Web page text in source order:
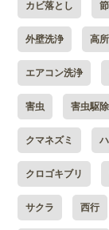
カビ落とし
外壁洗浄 高
エアコン洗浄
害虫 害虫駆除
クマネズミ
クロゴキブリ
サクラ 西行